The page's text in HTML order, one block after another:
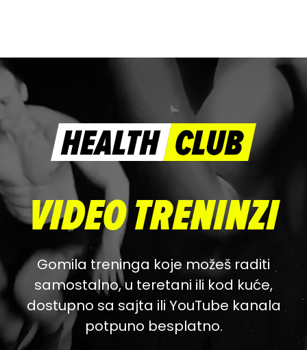
VIDEO TRENINZI
Gomila treninga koje možeš raditi
samostalno, u teretani ili kod kuće,
dostupno sa sajta ili YouTube kanala
potpuno besplatno.